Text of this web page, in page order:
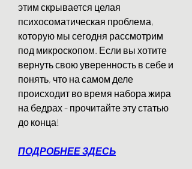
этим скрывается целая
психосоматическая проблема,
которую мы сегодня рассмотрим
под микроскопом. Если вы хотите
вернуть свою уверенность в себе и
понять, что на самом деле
происходит во время набора жира
на бедрах - прочитайте эту статью
до конца!
ПОДРОБНЕЕ ЗДЕСЬ